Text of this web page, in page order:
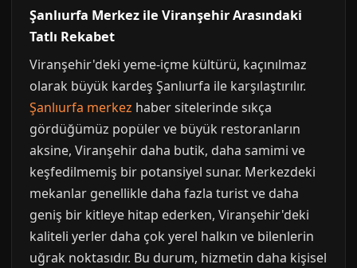
Şanlıurfa Merkez ile Viranşehir Arasındaki
Tatlı Rekabet
Viranşehir'deki yeme-içme kültürü, kaçınılmaz
olarak büyük kardeş Şanlıurfa ile karşılaştırılır.
Şanlıurfa merkez haber sitelerinde sıkça
gördüğümüz popüler ve büyük restoranların
aksine, Viranşehir daha butik, daha samimi ve
keşfedilmemiş bir potansiyel sunar. Merkezdeki
mekanlar genellikle daha fazla turist ve daha
geniş bir kitleye hitap ederken, Viranşehir'deki
kaliteli yerler daha çok yerel halkın ve bilenlerin
uğrak noktasıdır. Bu durum, hizmetin daha kişisel